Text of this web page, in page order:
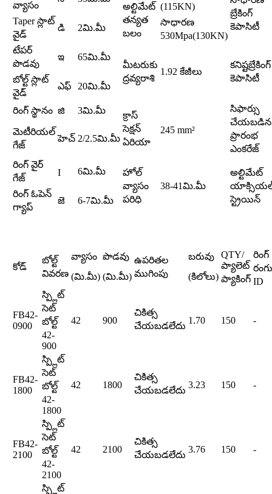
వ్యాసం
అల్టిమేట్
తన్యత
బలం
(115KN)
బ్రేకింగ్
కెపాసిటీ
Taper స్లాట్
వైడ్
డి 2మి.మీ
సాధారణ
530Mpa(130KN)
టేపర్
పొడవు
ఇ 65మి.మీ
మీటరుకు
ద్రవ్యరాశి
1.92 కేజీలు
కనిష్టబ్రేకింగ్
కెపాసిటీ
బోల్ట్ స్లాట్
వైడ్
ఎఫ్ 20మి.మీ
రింగ్ స్థానం జి 3మి.మీ
క్రాస్
సెక్షన్
ఏరియా
245 mm²
సిఫార్సు
చేయబడిన
ప్రారంభ
ఎంకరేజ్
మెటీరియల్
గేజ్
హెచ్ 2/2.5మి.మీ
రింగ్ వైర్
గేజ్
I 6మి.మీ
హోల్
వ్యాసం
పరిధి
38-41మి.మీ
అల్టిమేట్
స్ట్రెయిన్
రింగ్ ఓపెన్
గ్యాప్
జె 6-7మి.మీ
కోడ్
బోల్ట్
వివరణ
వ్యాసం పొడవు ఉపరితల
ముగింపు
బరువు
QTY/
ప్యాలెట్
ప్యాకింగ్
రింగ్
రంగు
ID
(మి.మీ) (మి.మీ) (కిలోలు)
FB42-
0900
స్ప్లిట్
సెట్
బోల్ట్
42-
900
42 900
చికిత్స
చేయబడలేదు
1.70 150 -
FB42-
1800
స్ప్లిట్
సెట్
బోల్ట్
42-
1800
42 1800
చికిత్స
చేయబడలేదు
3.23 150 -
FB42-
2100
స్ప్లిట్
సెట్
బోల్ట్
42-
2100
42 2100
చికిత్స
చేయబడలేదు
3.76 150 -
స్ప్లిట్